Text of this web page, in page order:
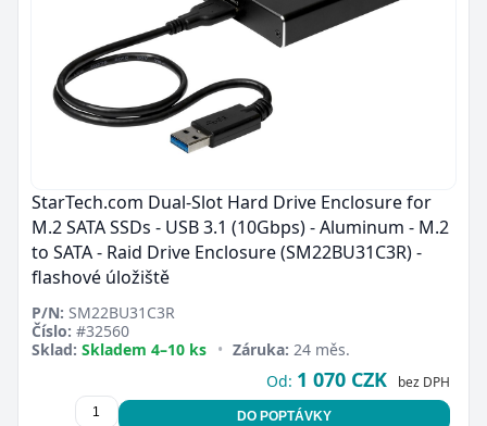
StarTech.com Dual-Slot Hard Drive Enclosure for
M.2 SATA SSDs - USB 3.1 (10Gbps) - Aluminum - M.2
to SATA - Raid Drive Enclosure (SM22BU31C3R) -
flashové úložiště
P/N: SM22BU31C3R
Číslo: #32560
Sklad: Skladem 4–10 ks • Záruka: 24 měs.
Od: 1 070 CZK bez DPH
DO POPTÁVKY